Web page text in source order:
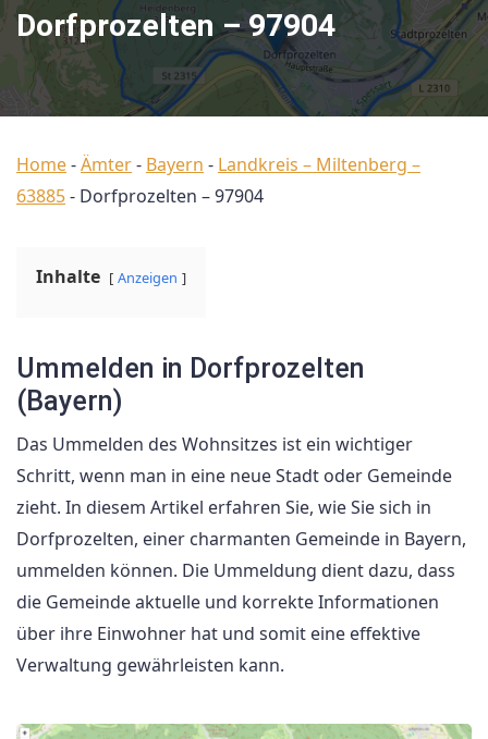
Dorfprozelten – 97904
Home-Ämter- Bayern - Landkreis – Miltenberg –
63885- Dorfprozelten – 97904
Inhalte Anzeigen
Ummelden in Dorfprozelten
(Bayern)
Das Ummelden des Wohnsitzes ist ein wichtiger
Schritt, wenn man in eine neue Stadt oder Gemeinde
zieht. In diesem Artikel erfahren Sie, wie Sie sich in
Dorfprozelten, einer charmanten Gemeinde in Bayern,
ummelden können. Die Ummeldung dient dazu, dass
die Gemeinde aktuelle und korrekte Informationen
über ihre Einwohner hat und somit eine effektive
Verwaltung gewährleisten kann.